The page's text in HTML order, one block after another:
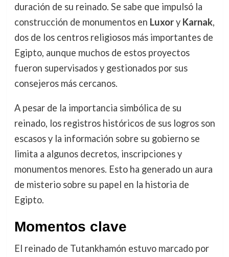
duración de su reinado. Se sabe que impulsó la
construcción de monumentos en Luxory Karnak,
dos de los centros religiosos más importantes de
Egipto, aunque muchos de estos proyectos
fueron supervisados y gestionados por sus
consejeros más cercanos.
A pesar de la importancia simbólica de su
reinado, los registros históricos de sus logros son
escasos y la información sobre su gobierno se
limita a algunos decretos, inscripciones y
monumentos menores. Esto ha generado un aura
de misterio sobre su papel en la historia de
Egipto.
Momentos clave
El reinado de Tutankhamón estuvo marcado por